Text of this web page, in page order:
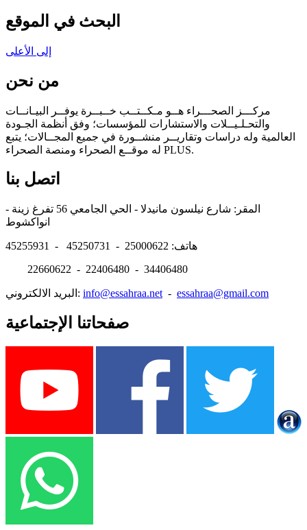
البحث في الموقع
إلى الأعلى
من نحن
مركـــز الصحـــراء هــو مـكــتــب خــبــرة يوفــر البيـانــات
والتحـلـيــلات والاستشارات للمؤسسات؛ وفق أنظمة الجـودة
العالمية وله دراسات وتقاريــر منشــورة في جميع المجــالات؛ يتبع
له موقــع الصحراء ومنصة الصحراء PLUS.
اتصل بنا
المقر: شارع نيلسون مانيدلا - الحي الجامعي 56 تفرغ زينة -
هاتف: 25000622 - 45250731 - 45255931
22660622 - 22406480 - 34406480
البريد الالكتروني: info@essahraa.net - essahraa@gmail.com
صفحاتنا الإجتماعية